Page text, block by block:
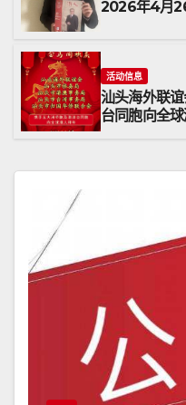
2026年4月
活动信息
汕头海外联
台同胞向全球